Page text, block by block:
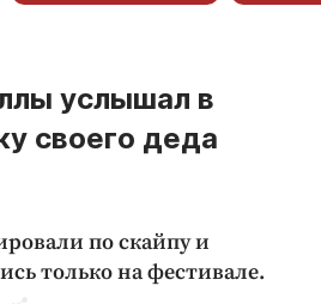
услышал в
своего деда
по скайпу и
только на фестивале.